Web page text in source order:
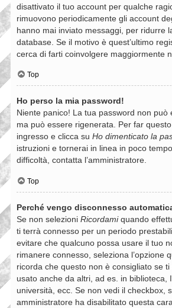
disattivato il tuo account per qualche
rimuovono periodicamente gli account
hanno mai inviato messaggi, per ridurre
database. Se il motivo è quest’ultimo
cerca di farti coinvolgere maggiormente
Top
Ho perso la mia password!
Niente panico! La tua password non può
ma può essere rigenerata. Per far
ingresso e clicca su Ho dimenticato la
istruzioni e tornerai in linea in poco
difficoltà, contatta l’amministratore.
Top
Perché vengo disconnesso
Se non selezioni Ricordamiquando
ti terrà connesso per un periodo
evitare che qualcuno possa usare il tuo
rimanere connesso, seleziona l’opzione
ricorda che questo non è consigliato se
usato anche da altri, ad es. in biblioteca,
università, ecc. Se non vedi il checkbox,
amministratore ha disabilitato questa